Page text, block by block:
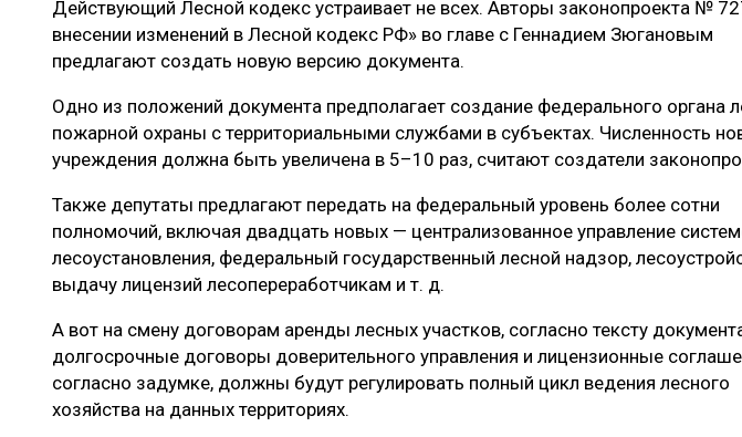
ЛЕСОВОССТАНОВЛЕНИЕ И ЗАЩИТА
ЦБП
СУШКА ДРЕВЕСИНЫ
ЭКСПЕРТНОЕ МНЕНИЕ
Действующий Лесной кодекс устраивает не всех. Авторы законопроекта №
внесении изменений в Лесной кодекс РФ» во главе с Геннадием Зюгановым
предлагают создать новую версию документа.
Одно из положений документа предполагает создание федерального органа
пожарной охраны с территориальными службами в субъектах. Численность
учреждения должна быть увеличена в 5–10 раз, считают создатели
Также депутаты предлагают передать на федеральный уровень более сотни
полномочий, включая двадцать новых — централизованное управление
лесоустановления, федеральный государственный лесной надзор,
выдачу лицензий лесопереработчикам и т. д.
А вот на смену договорам аренды лесных участков, согласно тексту
долгосрочные договоры доверительного управления и лицензионные
согласно задумке, должны будут регулировать полный цикл ведения лесного
хозяйства на данных территориях.